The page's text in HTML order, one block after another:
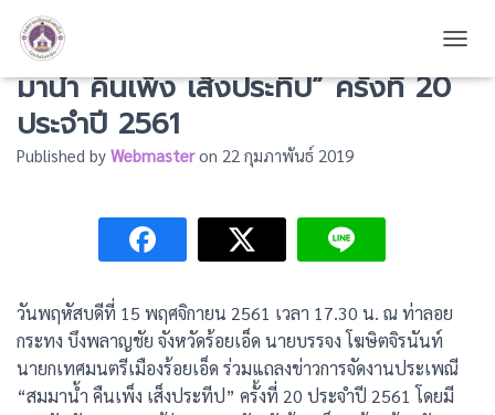
งานแถลงข่าวการจัดงานประเพณี “สม
มาน้ำ คืนเพ็ง เส็งประทีป” ครั้งที่ 20
ประจำปี 2561
Published by Webmasteron 22 กุมภาพันธ์ 2019
วันพฤหัสบดีที่ 15 พฤศจิกายน 2561 เวลา 17.30 น. ณ ท่าลอย
กระทง บึงพลาญชัย จังหวัดร้อยเอ็ด นายบรรจง โฆษิตจิรนันท์
นายกเทศมนตรีเมืองร้อยเอ็ด ร่วมแถลงข่าวการจัดงานประเพณี
“สมมาน้ำ คืนเพ็ง เส็งประทีป” ครั้งที่ 20 ประจำปี 2561 โดยมี